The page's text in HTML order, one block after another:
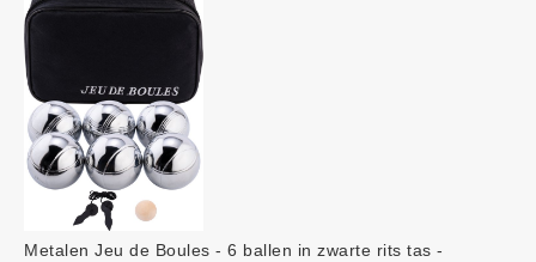
Metalen Jeu de Boules - 6 ballen in zwarte rits tas -